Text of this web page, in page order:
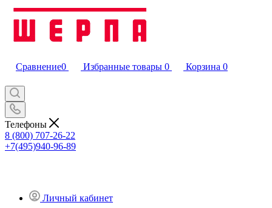
Сравнение0 Избранные товары 0 Корзина 0
Телефоны
8 (800) 707-26-22
+7(495)940-96-89
Личный кабинет